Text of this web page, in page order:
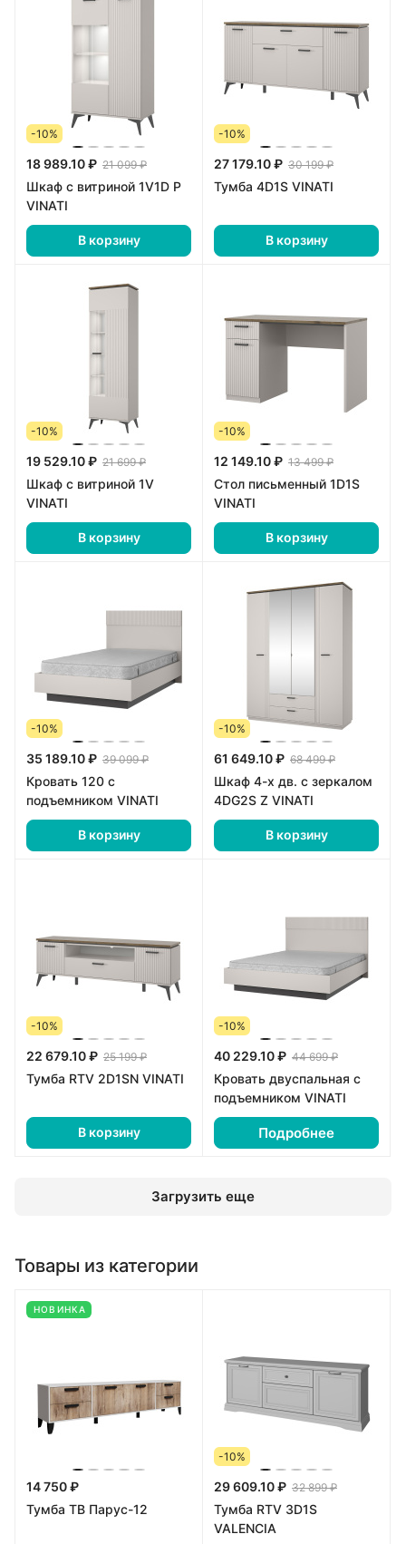
-10%
18 989.10 ₽ 21 099 ₽
Шкаф с витриной 1V1D P
VINATI
В корзину
-10%
27 179.10 ₽ 30 199 ₽
Тумба 4D1S VINATI
В корзину
-10%
19 529.10 ₽ 21 699 ₽
Шкаф с витриной 1V
VINATI
В корзину
-10%
12 149.10 ₽ 13 499 ₽
Стол письменный 1D1S
VINATI
В корзину
-10%
35 189.10 ₽ 39 099 ₽
Кровать 120 с
подъемником VINATI
В корзину
-10%
61 649.10 ₽ 68 499 ₽
Шкаф 4-х дв. с зеркалом
4DG2S Z VINATI
В корзину
-10%
22 679.10 ₽ 25 199 ₽
Тумба RTV 2D1SN VINATI
В корзину
-10%
40 229.10 ₽ 44 699 ₽
Кровать двуспальная с
подъемником VINATI
Подробнее
Загрузить еще
Товары из категории
НОВИНКА
14 750 ₽
Тумба ТВ Парус-12
-10%
29 609.10 ₽ 32 899 ₽
Тумба RTV 3D1S
VALENCIA